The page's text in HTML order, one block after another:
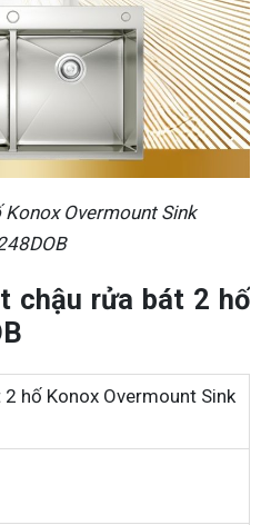
Overmount Sink
chậu rửa bát 2 hố
2 hố Konox Overmount Sink